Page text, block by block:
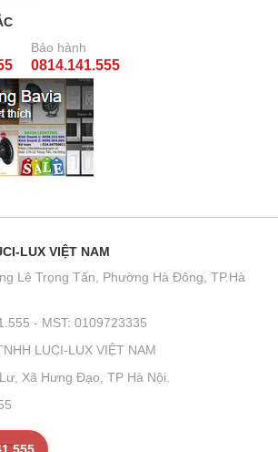
Bảo hành
0814.141.555
LUX VIỆT NAM
Lê Trọng Tấn, Phường Hà Đông, TP.Hà
- MST: 0109723335
LUCI-LUX VIỆT NAM
Xã Hưng Đạo, TP Hà Nội.